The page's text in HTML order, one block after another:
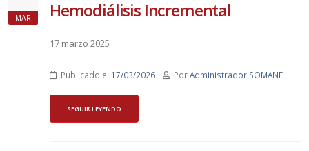
MAR
Hemodiálisis Incremental
17 marzo 2025
Publicado el 17/03/2026 PorAdministrador SOMANE
SEGUIR LEYENDO